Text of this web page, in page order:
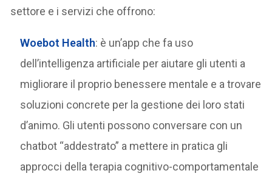
settore e i servizi che offrono:
Woebot Health: è un’app che fa uso
dell’intelligenza artificiale per aiutare gli utenti a
migliorare il proprio benessere mentale e a trovare
soluzioni concrete per la gestione dei loro stati
d’animo. Gli utenti possono conversare con un
chatbot “addestrato” a mettere in pratica gli
approcci della terapia cognitivo-comportamentale